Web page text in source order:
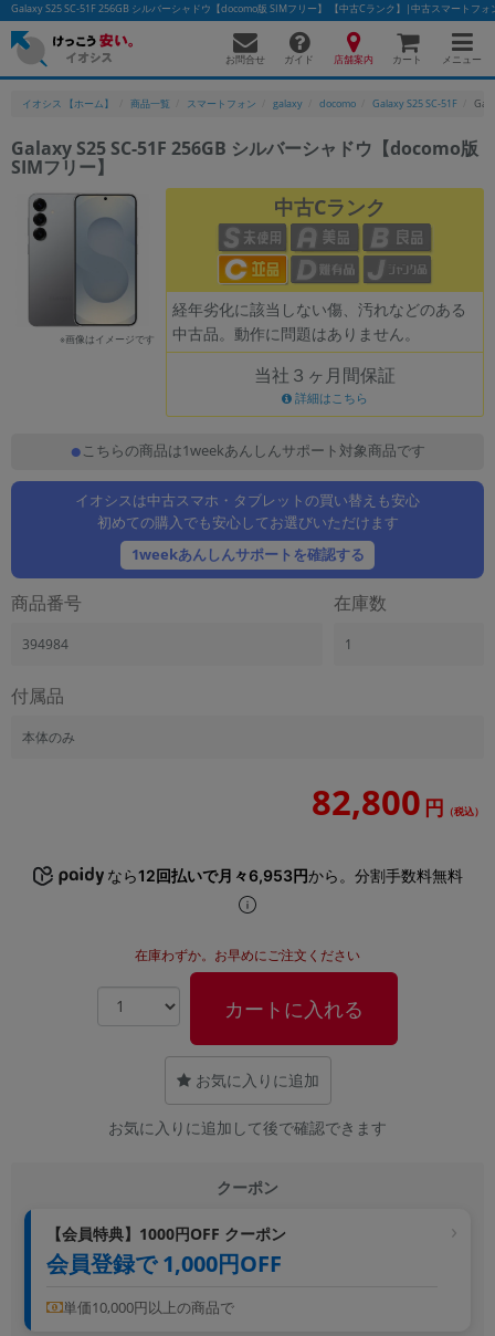
Galaxy S25 SC-51F 256GB シルバーシャドウ【docomo版 SIMフリー】 【中古Cランク】|中古スマートフォ
お問合せ ガイド 店舗案内 カート メニュー
イオシス 【ホーム】 商品一覧 スマートフォン galaxy docomo Galaxy S25 SC-51F
Galaxy S25 SC-51F 256GB シルバーシャドウ【docomo版
SIMフリー】
※画像はイメージです
中古Cランク
経年劣化に該当しない傷、汚れなどのある
中古品。動作に問題はありません。
当社３ヶ月間保証
詳細はこちら
こちらの商品は1weekあんしんサポート対象商品です
イオシスは中古スマホ・タブレットの買い替えも安心
初めての購入でも安心してお選びいただけます
1weekあんしんサポートを確認する
商品番号
394984
在庫数
1
付属品
本体のみ
82,800 円 （税込）
なら12回払いで月々6,953円から。分割手数料無料
在庫わずか。お早めにご注文ください
カートに入れる
お気に入りに追加
お気に入りに追加して後で確認できます
クーポン
【会員特典】1000円OFF クーポン
会員登録で 1,000円OFF
単価10,000円以上の商品で
かんたんパソコン検索に切り替える
除外ワード
人気の検索ワード： Let's note EliteBookMacBook
「スマートフォン」「タブレット」など
シリーズ
商品シリーズ名・ブランド名の絞り込み。
「iPhone」「Xperia」「Galaxy」など
製造、販売メーカーの絞り込み
「Apple」「SONY」「SHARP」など
商品の搭載機能による絞り込み
ドライブ
CPUの絞り込み
~
~
価格